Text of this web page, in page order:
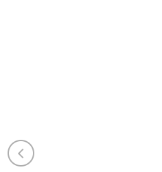
машины и